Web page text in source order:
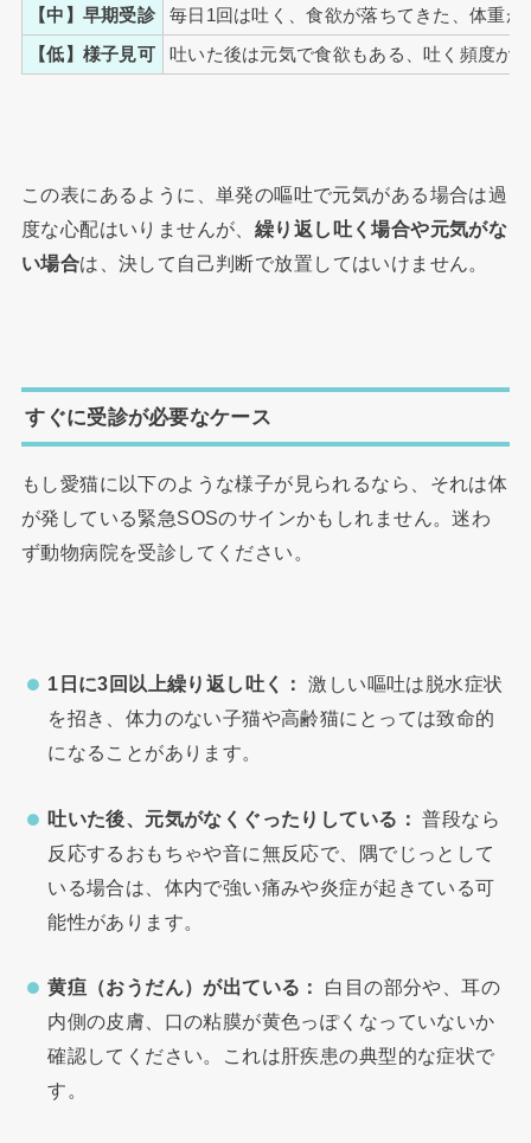
【中】早期受診 毎日1回は吐く、食欲が落ちてきた、体重
【低】様子見可 吐いた後は元気で食欲もある、吐く頻度が
この表にあるように、単発の嘔吐で元気がある場合は過
度な心配はいりませんが、 繰り返し吐く場合や元気がな
い場合は、決して自己判断で放置してはいけません。
すぐに受診が必要なケース
もし愛猫に以下のような様子が見られるなら、それは体
が発している緊急SOSのサインかもしれません。迷わ
ず動物病院を受診してください。
1日に3回以上繰り返し吐く：
激しい嘔吐は脱水症状
を招き、体力のない子猫や高齢猫にとっては致命的
になることがあります。
吐いた後、元気がなくぐったりしている： 普段なら
反応するおもちゃや音に無反応で、隅でじっとして
いる場合は、体内で強い痛みや炎症が起きている可
能性があります。
黄疸（おうだん）が出ている：
白目の部分や、耳の
内側の皮膚、口の粘膜が黄色っぽくなっていないか
確認してください。これは肝疾患の典型的な症状で
す。